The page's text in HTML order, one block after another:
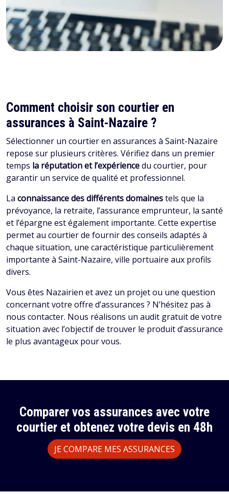
Comment choisir son courtier en
assurances à Saint-Nazaire ?
Sélectionner un courtier en assurances à Saint-Nazaire
repose sur plusieurs critères. Vérifiez dans un premier
temps la réputation et l’expériencedu courtier, pour
garantir un service de qualité et professionnel.
La connaissance des différents domainestels que la
prévoyance, la retraite, l’assurance emprunteur, la santé
et l’épargne est également importante. Cette expertise
permet au courtier de fournir des conseils adaptés à
chaque situation, une caractéristique particulièrement
importante à Saint-Nazaire, ville portuaire aux profils
divers.
Vous êtes Nazairien et avez un projet ou une question
concernant votre offre d’assurances ? N’hésitez pas à
nous contacter. Nous réalisons un audit gratuit de votre
situation avec l’objectif de trouver le produit d’assurance
le plus avantageux pour vous.
Comparer vos assurances avec votre
courtier et obtenez votre devis en 48h
JE COMPARE MES ASSURANCES